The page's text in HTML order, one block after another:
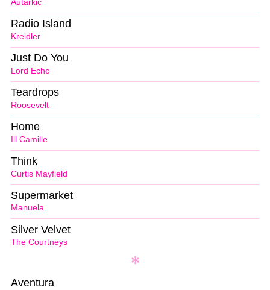
Autarkic
Kreidler
Radio Island
Lord Echo
Just Do You
Roosevelt
Teardrops
Ill Camille
Home
Curtis Mayfield
Think
Manuela
Supermarket
The Courtneys
Silver Velvet
Aventura